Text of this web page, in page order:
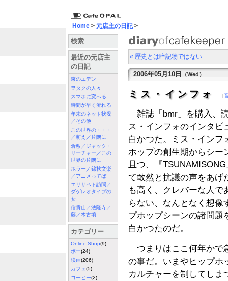
Home > 元店主の日記>
検索
最近の元店主
の日記
東のエデン
ヲタクの人々
スマホに変へる
時間が早く流れる
年末のネット状況
／その他
この世界の・・・
／萌え／片隅に
倉敷／ジャック・
リーチャー／この
世界の片隅に
ホラー／錦秋文楽
／アニメってば
エリサベト訪問／
ダゲレオタイプの
女
信貴山／法隆寺／
藤ノ木古墳
カテゴリー
Online Shop(9)
ポー(24)
映画(206)
カフェ(5)
コーヒー(2)
« 歴史とは暗記物ではない
2006年05月10日 （Wed）
ミス・インフォ ［
雑誌「bmr」を購入、
ス・インフォのインタビ
白かつた。ミス・インフ
ホップの創生期からシー
且つ、『
て敢然と抗議の声をあげ
も高く、クレバーな人
らない、なんとなく想像
プホップシーンの諸問題
白かつたのだ。
つまりはここ何年かで
の事だ。いまやヒップホ
カルチャーを制してしま